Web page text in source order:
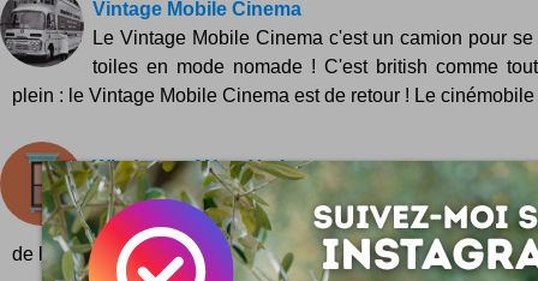
Vintage Mobile Cinema
Le Vintage Mobile Cinema c'est un camion pour
toiles en mode nomade ! C'est british comme
plein : le Vintage Mobile Cinema est de retour ! Le cinémobile
Windows of New York
Un projet graphique comme une plongée dans
ville ... Une bien belle idée que voilà qui réveille
de la léthargie hivernale (oui, j'ai plein de...